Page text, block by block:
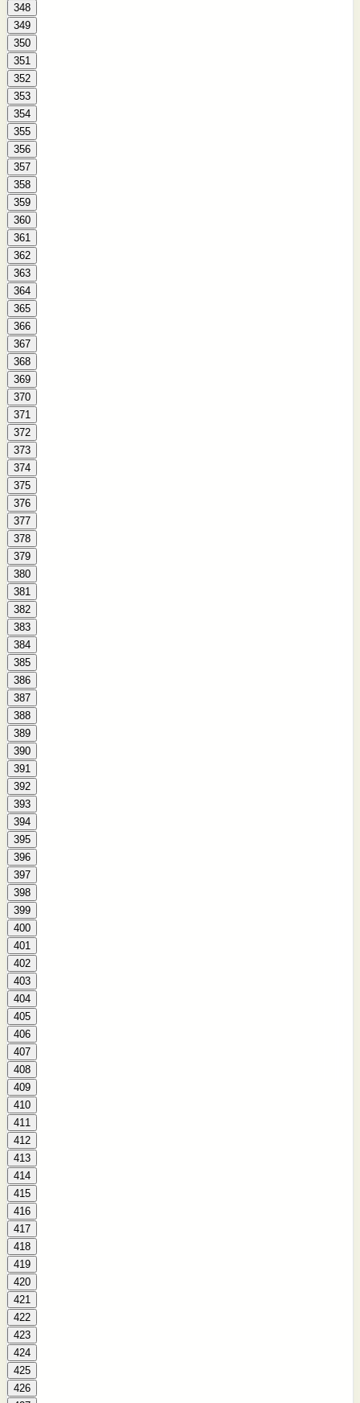
348
349
350
351
352
353
354
355
356
357
358
359
360
361
362
363
364
365
366
367
368
369
370
371
372
373
374
375
376
377
378
379
380
381
382
383
384
385
386
387
388
389
390
391
392
393
394
395
396
397
398
399
400
401
402
403
404
405
406
407
408
409
410
411
412
413
414
415
416
417
418
419
420
421
422
423
424
425
426